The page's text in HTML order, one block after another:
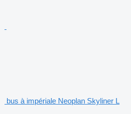
bus à impériale Neoplan Skyliner L